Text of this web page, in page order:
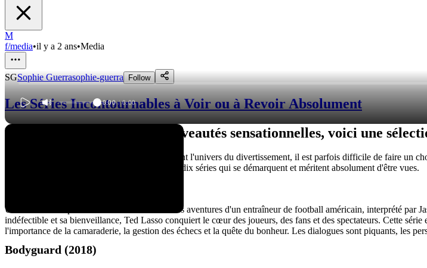
M
f/media•il y a 2 ans•Media
SGSophie Guerrasophie-guerra Follow
Les Séries Incontournables à Voir ou à Revoir Absolument
0:00 / 0:00
Des classiques cultes aux nouveautés sensationnelles, voici une
Dans un monde où les séries télévisées dominent l'univers du divertissement, il est parfois difficile de faire un
offre une expérience unique. Voici une liste de dix séries qui se démarquent et méritent absolument d'être vues.
Un véritable coup de cœur. "Ted Lasso" suit les aventures d'un entraîneur de football américain, interprété par
indéfectible et sa bienveillance, Ted Lasso conquiert le cœur des joueurs, des fans et des spectateurs. Cette
l'importance de la camaraderie, la gestion des échecs et la quête du bonheur. Les dialogues sont piquants, les
Bodyguard (2018)